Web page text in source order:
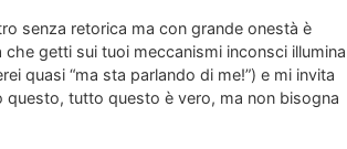
senza retorica ma con grande onestà è
getti sui tuoi meccanismi inconsci illumina
quasi “ma sta parlando di me!”) e mi invita
questo, tutto questo è vero, ma non bisogna